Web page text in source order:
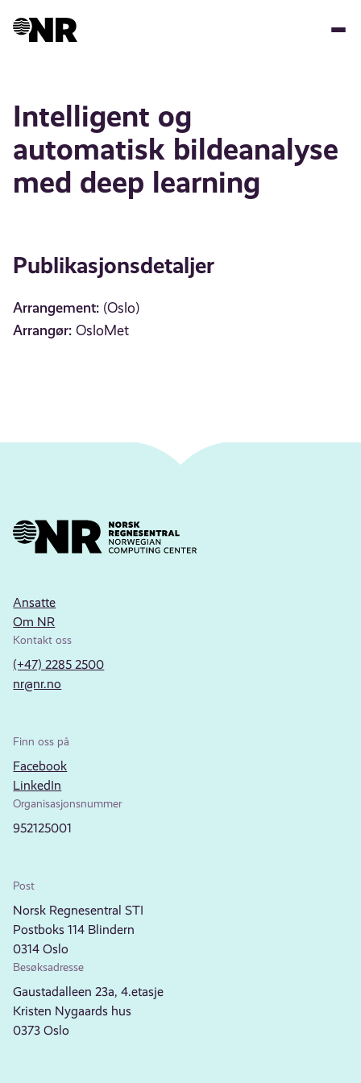
Intelligent og
automatisk bildeanalyse
med deep learning
Publikasjonsdetaljer
Arrangement: (Oslo)
Arrangør: OsloMet
Ansatte
Om NR
Kontakt oss
(+47) 2285 2500
nr@nr.no
Finn oss på
Facebook
LinkedIn
Organisasjonsnummer
952125001
Post
Norsk Regnesentral STI
Postboks 114 Blindern
0314 Oslo
Besøksadresse
Gaustadalleen 23a, 4.etasje
Kristen Nygaards hus
0373 Oslo